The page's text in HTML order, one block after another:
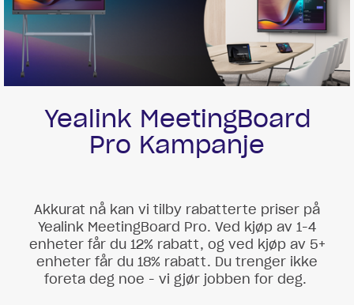
Yealink MeetingBoard
Pro Kampanje
Akkurat nå kan vi tilby rabatterte priser på
Yealink MeetingBoard Pro. Ved kjøp av 1-4
enheter får du 12% rabatt, og ved kjøp av 5+
enheter får du 18% rabatt. Du trenger ikke
foreta deg noe - vi gjør jobben for deg.